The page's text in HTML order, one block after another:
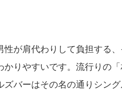
が肩代わりして負担する
りやすいです。流行りの
バーはその名の通りシン